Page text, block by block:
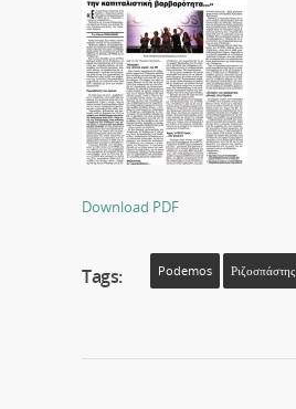
Download PDF
Tags: Podemos Ριζοσπάστης